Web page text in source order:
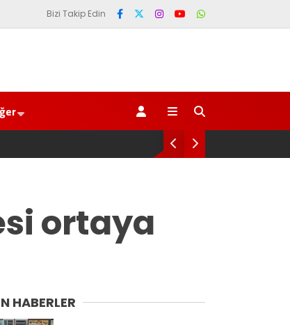
Bizi Takip Edin
Genel Af değil, kadın
ortaya
HABERLER